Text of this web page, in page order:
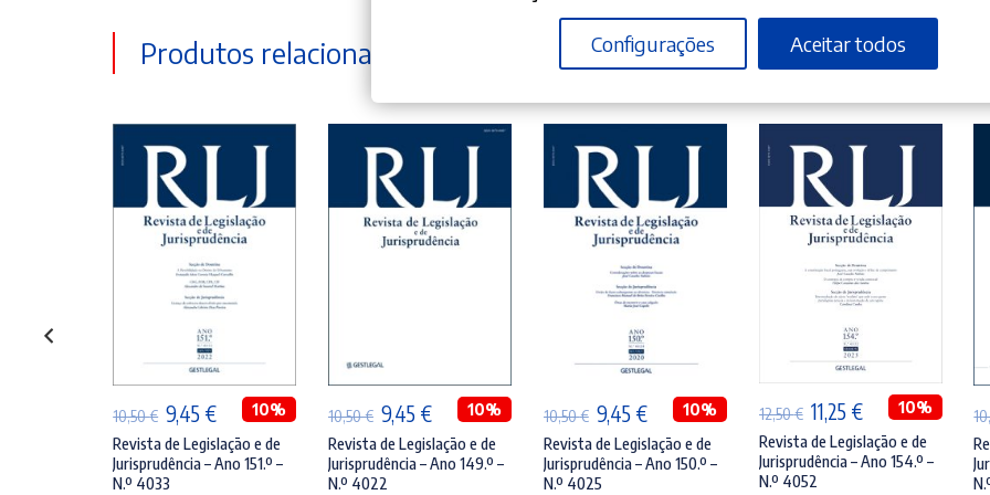
Produtos relacionados
ADICIONAR
10,50€ O
preço
original
9,45 €O
preço
atual
10%
Revista de Legislação e de
Jurisprudência – Ano 151.º –
N.º 4033
10,50€ O
preço
original
9,45 €O
preço
atual
10%
Revista de Legislação e de
Jurisprudência – Ano 149.º –
N.º 4022
ADICIONAR
10,50€ O
preço
original
9,45 €O
preço
atual
10%
Revista de Legislação e de
Jurisprudência – Ano 150.º –
N.º 4025
ADICIONAR
12,50€ O
preço
original
11,25 €O
preço
atual
10%
Revista de Legislação e de
Jurisprudência – Ano 154.º –
N.º 4052
Configurações Aceitar todos